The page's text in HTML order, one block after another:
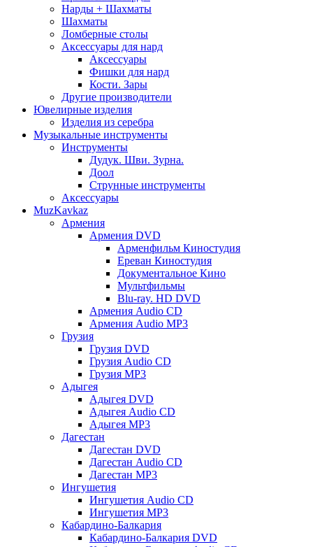
Нарды + Шахматы
Шахматы
Ломберные столы
Аксессуары для нард
Аксессуары
Фишки для нард
Кости. Зары
Другие производители
Ювелирные изделия
Изделия из серебра
Музыкальные инструменты
Инструменты
Дудук. Шви. Зурна.
Доол
Струнные инструменты
Аксессуары
MuzKavkaz
Армения
Армения DVD
Арменфильм Киностудия
Ереван Киностудия
Документальное Кино
Мультфильмы
Blu-ray. HD DVD
Армения Audio CD
Армения Audio MP3
Грузия
Грузия DVD
Грузия Audio CD
Грузия MP3
Адыгея
Адыгея DVD
Адыгея Audio CD
Адыгея MP3
Дагестан
Дагестан DVD
Дагестан Audio CD
Дагестан MP3
Ингушетия
Ингушетия Audio CD
Ингушетия MP3
Кабардино-Балкария
Кабардино-Балкария DVD